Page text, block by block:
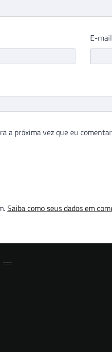
E-mail
a próxima vez que eu
Saiba como seus dados em